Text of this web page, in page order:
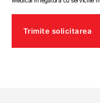
Trimite solicitarea